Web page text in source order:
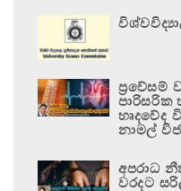
පාරිසරික
හෘදවේද
නාමල්
අපරාධ
වරදට